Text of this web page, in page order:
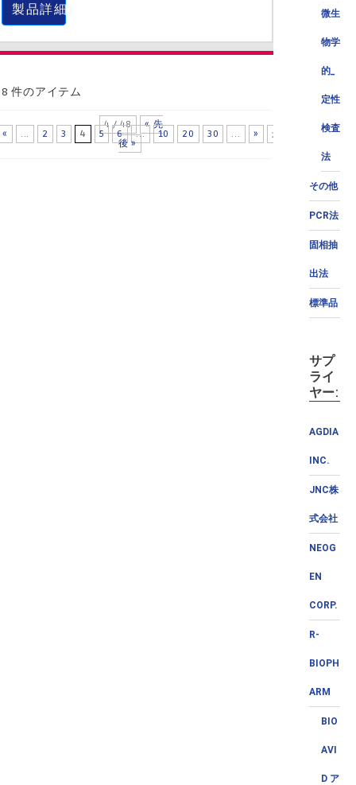
微生
物学
的_
定性
検査
法
その他
PCR法
固相抽
出法
標準品
サプ
ライ
ヤー:
AGDIA
INC.
JNC株
式会社
NEOG
EN
CORP.
R-
BIOPH
ARM
BIO
AVI
D ア
製品詳細
件のアイテム
4 / 48
« 先
«
... 2 3 4 5 6 ... 10 20 30 ... »
最
後 »